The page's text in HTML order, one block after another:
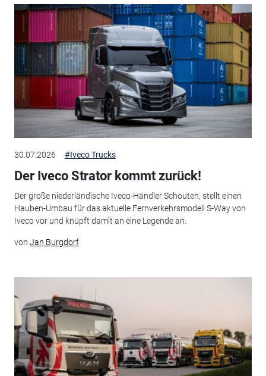
30.07.2026 #Iveco Trucks
Der Iveco Strator kommt zurück!
Der große niederländische Iveco-Händler Schouten, stellt einen
Hauben-Umbau für das aktuelle Fernverkehrsmodell S-Way von
Iveco vor und knüpft damit an eine Legende an.
von Jan Burgdorf